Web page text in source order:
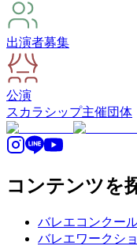
出演者募集
公演
スカラシップ主催団体
コンテンツを
バレエコンクー
バレエワークシ